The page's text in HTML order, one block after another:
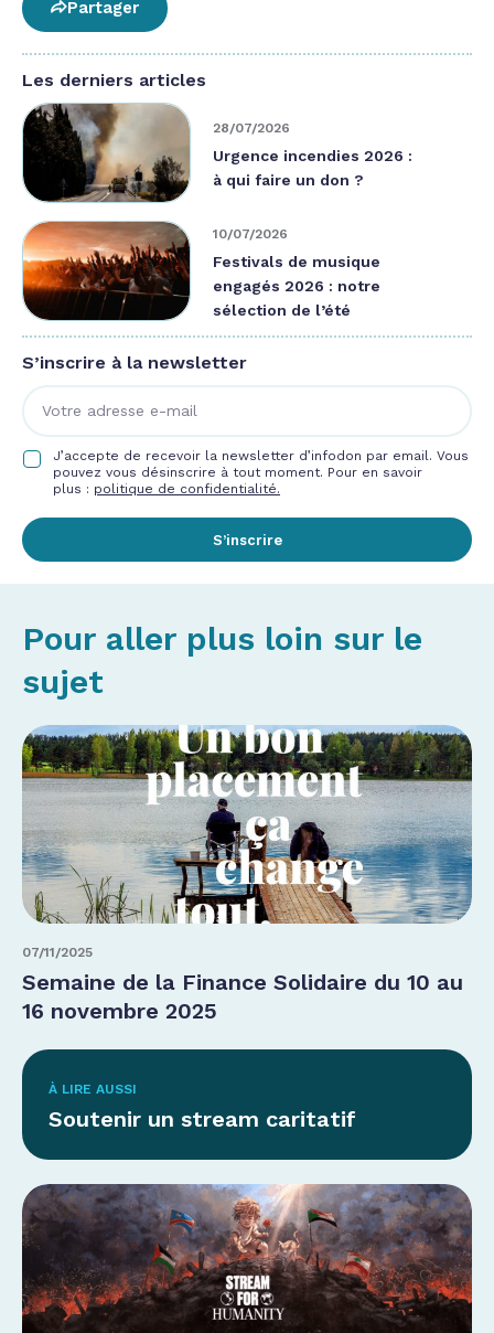
Partager
Les derniers articles
28/07/2026
Urgence incendies 2026 :
à qui faire un don ?
10/07/2026
Festivals de musique
engagés 2026 : notre
sélection de l’été
S’inscrire à la newsletter
J’accepte de recevoir la newsletter d’infodon par email. Vous
pouvez vous désinscrire à tout moment. Pour en savoir
plus : politique de confidentialité.
S’inscrire
Pour aller plus loin sur le
sujet
07/11/2025
Semaine de la Finance Solidaire du 10 au
16 novembre 2025
À LIRE AUSSI
Soutenir un stream caritatif